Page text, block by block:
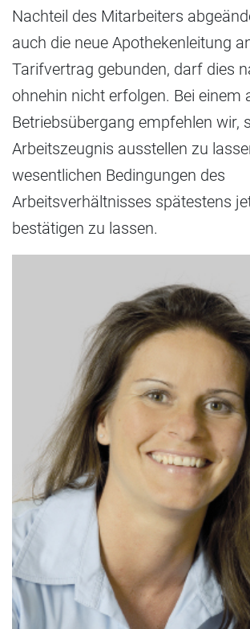
Nachteil des Mitarbeiters
auch die neue Apothekenleitung
Tarifvertrag gebunden, darf dies
ohnehin nicht erfolgen. Bei einem
Betriebsübergang empfehlen wir,
Arbeitszeugnis ausstellen zu
wesentlichen Bedingungen des
Arbeitsverhältnisses spätestens
bestätigen zu lassen.